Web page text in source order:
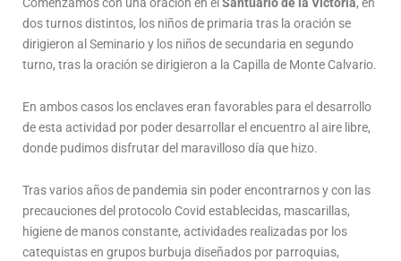
Comenzamos con una oración en el Santuario de la Victoria, en
dos turnos distintos, los niños de primaria tras la oración se
dirigieron al Seminario y los niños de secundaria en segundo
turno, tras la oración se dirigieron a la Capilla de Monte Calvario.
En ambos casos los enclaves eran favorables para el desarrollo
de esta actividad por poder desarrollar el encuentro al aire libre,
donde pudimos disfrutar del maravilloso día que hizo.
Tras varios años de pandemia sin poder encontrarnos y con las
precauciones del protocolo Covid establecidas, mascarillas,
higiene de manos constante, actividades realizadas por los
catequistas en grupos burbuja diseñados por parroquias,